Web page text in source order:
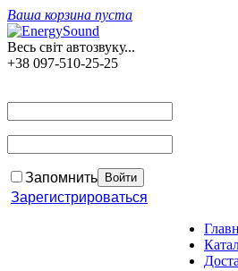
Ваша корзина пуста
Весь світ автозвуку...
+38 097-510-25-25
Запомнить
Зарегистрироваться